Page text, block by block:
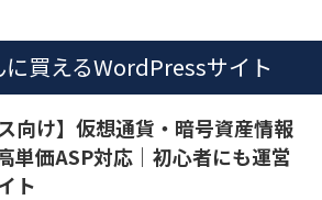
買えるWordPressサイト
向け】仮想通貨・暗号資産情報
単価ASP対応｜初心者にも運営
ト